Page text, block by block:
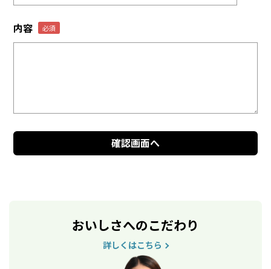
内容
おいしさへのこだわり
詳しくはこちら